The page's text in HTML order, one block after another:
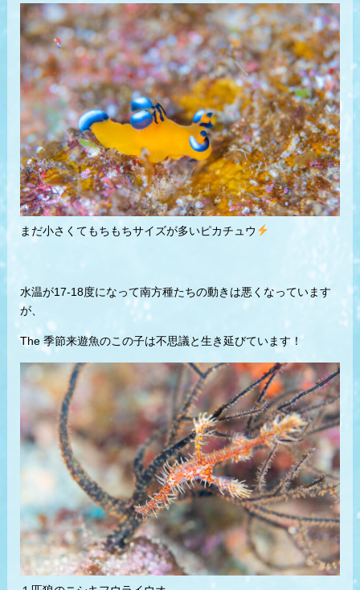
まだ小さくてもちもちサイズが多いピカチュウ
水温が17-18度になって南方種たちの動きは悪くなっています
が、
The 季節来遊魚のこの子は不思議と生き延びています！